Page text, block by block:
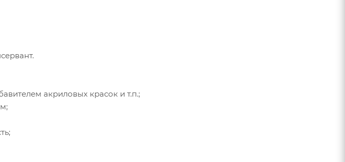
акриловых красок и т.п.;